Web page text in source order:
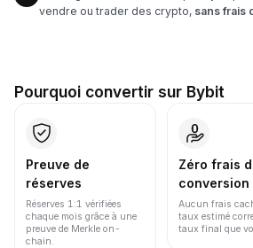
vendre ou trader des crypto, sans frais
Pourquoi convertir sur Bybit
Preuve de
réserves
Réserves 1:1 vérifiées
chaque mois grâce à une
preuve de Merkle on-
chain.
Zéro frais
conversion
Aucun frais
taux estimé
taux final que